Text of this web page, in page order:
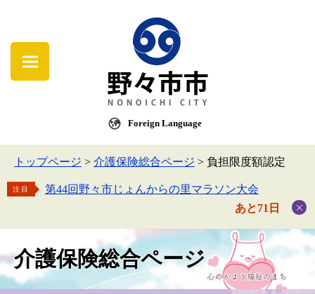
Foreign Language
トップページ > 介護保険総合ページ > 負担限度額認定
注目
第44回野々市じょんからの里マラソン大会
あと71日
介護保険総合ページ